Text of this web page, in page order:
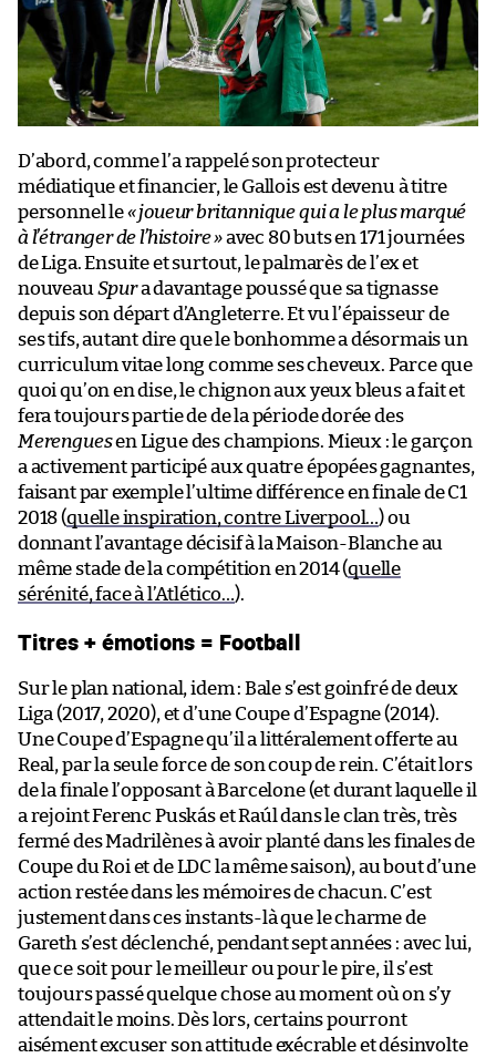
D’abord, comme l’a rappelé son protecteur
médiatique et financier, le Gallois est devenu à titre
personnel le« joueur britannique qui a le plus marqué
à l’étranger de l’histoire »avec 80 buts en 171 journées
de Liga. Ensuite et surtout, le palmarès de l’ex et
nouveau Spura davantage poussé que sa tignasse
depuis son départ d’Angleterre. Et vu l’épaisseur de
ses tifs, autant dire que le bonhomme a désormais un
curriculum vitae long comme ses cheveux. Parce que
quoi qu’on en dise, le chignon aux yeux bleus a fait et
fera toujours partie de de la période dorée des
Merenguesen Ligue des champions. Mieux : le garçon
a activement participé aux quatre épopées gagnantes,
faisant par exemple l’ultime différence en finale de C1
2018 (quelle inspiration, contre Liverpool…) ou
donnant l’avantage décisif à la Maison-Blanche au
même stade de la compétition en 2014 (quelle
sérénité, face à l’Atlético…).
Titres + émotions = Football
Sur le plan national, idem : Bale s’est goinfré de deux
Liga (2017, 2020), et d’une Coupe d’Espagne (2014).
Une Coupe d’Espagne qu’il a littéralement offerte au
Real, par la seule force de son coup de rein. C’était lors
de la finale l’opposant à Barcelone (et durant laquelle il
a rejoint Ferenc Puskás et Raúl dans le clan très, très
fermé des Madrilènes à avoir planté dans les finales de
Coupe du Roi et de LDC la même saison), au bout d’une
action restée dans les mémoires de chacun. C’est
justement dans ces instants-là que le charme de
Gareth s’est déclenché, pendant sept années : avec lui,
que ce soit pour le meilleur ou pour le pire, il s’est
toujours passé quelque chose au moment où on s’y
attendait le moins. Dès lors, certains pourront
aisément excuser son attitude exécrable et désinvolte